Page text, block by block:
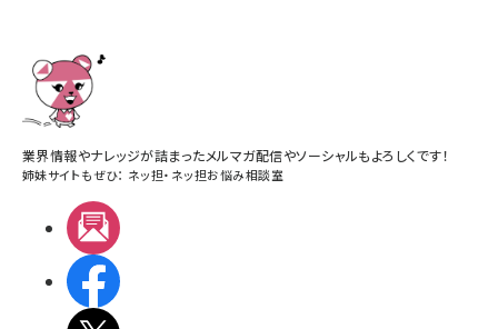
業界情報やナレッジが詰まったメルマガ配信やソーシャルもよろしくです！
姉妹サイトもぜひ： ネッ担・ ネッ担お悩み相談室